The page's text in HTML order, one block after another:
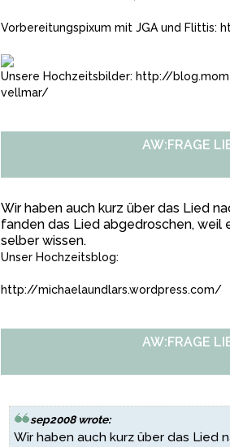
Vorbereitungspixum mit JGA und Flittis:
Unsere Hochzeitsbilder: http://
vellmar/
AW:FRAGE
Wir haben auch kurz über das Lied
fanden das Lied abgedroschen, weil
selber wissen.
Unser Hochzeitsblog:
http://michaelaundlars.wordpress.com/
AW:FRAGE
sep2008 wrote:
Wir haben auch kurz über das Lied